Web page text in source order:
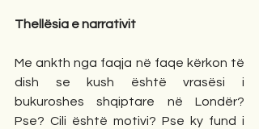
Thellësia e narrativit
Me ankth nga faqja në faqe kërkon të
dish se kush është vrasësi i
bukuroshes shqiptare në Londër?
Pse? Cili është motivi? Pse ky fund i